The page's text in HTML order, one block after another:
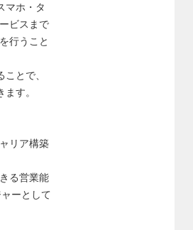
マホ・タ
ビスまで
行うこと
とで、
す。
リア構築
る営業能
ーとして